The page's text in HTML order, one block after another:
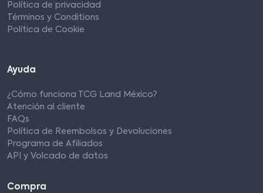
Política de privacidad
Términos y Conditions
Política de Cookie
Ayuda
¿Cómo funciona TCG Land México?
Atención al cliente
FAQs
Política de Reembolsos y Devoluciones
Programa de Afiliados
API y Volcado de datos
Compra